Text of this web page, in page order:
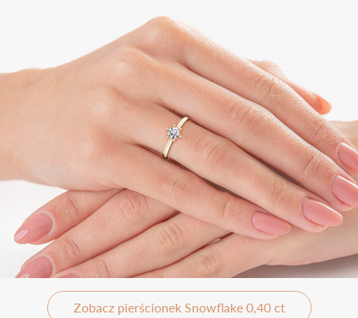
Zobacz pierścionek Snowflake 0,40 ct